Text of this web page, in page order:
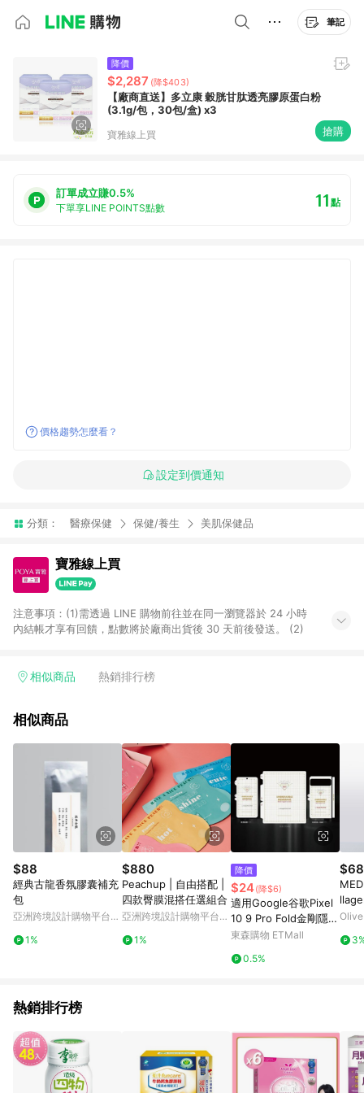
筆記
降價
$2,287 (降$403)
【廠商直送】多立康 穀胱甘肽透亮膠原蛋白粉
(3.1g/包，30包/盒) x3
寶雅線上買 搶購
訂單成立賺0.5%
下單享LINE POINTS點數 11點
價格趨勢怎麼看？
設定到價通知
分類： 醫療保健 保健/養生 美肌保健品
寶雅線上買
注意事項：(1)需透過 LINE 購物前往並在同一瀏覽器於 24 小時
內結帳才享有回饋，點數將於廠商出貨後 30 天前後發送。 (2)
相似商品 熱銷排行榜
相似商品
$88
經典古龍香氛膠囊補充
包
亞洲跨境設計購物平台
1%
$880
Peachup | 自由搭配 |
四款臀膜混搭任選組合
亞洲跨境設計購物平台
1%
降價
$24(降$6)
適用Google谷歌Pixel
10 9 Pro Fold金剛隱形
膜折疊屏手機水凝膜Pi
屏后背膜中軸側邊膜
東森購物 ETMall
0.5%
g
熱銷排行榜